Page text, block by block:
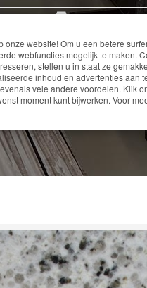
onze website! Om u een betere
webfuncties mogelijk te maken.
stellen u in staat ze
inhoud en advertenties aan
vele andere voordelen. Klik
moment kunt bijwerken. Voor